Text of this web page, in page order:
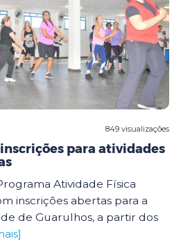
849 visualizações
para atividades
Atividade Física
inscrições abertas para a
de Guarulhos, a partir dos